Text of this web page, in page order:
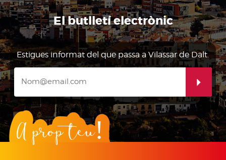
El butlletí electrònic
Estigues informat del que passa a Vilassar de Dalt.
A prop teu!